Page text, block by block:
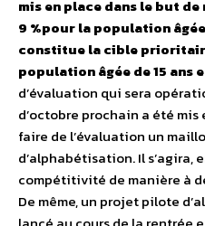
mis en place dans le but
9 %pour la population âgée
constitue la cible
population âgée de 15 ans
d’évaluation qui sera
d’octobre prochain a été
faire de l’évaluation un
d’alphabétisation. Il s’agira,
compétitivité de manière à
De même, un projet pilote